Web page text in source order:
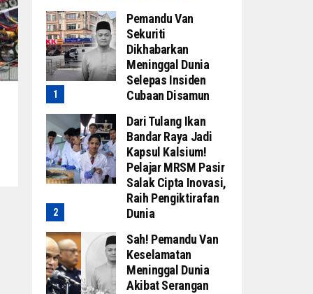
Pemandu Van
Sekuriti
Dikhabarkan
Meninggal Dunia
Selepas Insiden
Cubaan Disamun
Dari Tulang Ikan
Bandar Raya Jadi
Kapsul Kalsium!
Pelajar MRSM Pasir
Salak Cipta Inovasi,
Raih Pengiktirafan
Dunia
Sah! Pemandu Van
Keselamatan
Meninggal Dunia
Akibat Serangan